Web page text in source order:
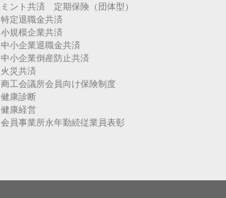
ミント共済 定期保険（団体型）
特定退職金共済
小規模企業共済
中小企業退職金共済
中小企業倒産防止共済
火災共済
商工会議所会員向け保険制度
健康診断
健康経営
会員事業所永年勤続従業員表彰